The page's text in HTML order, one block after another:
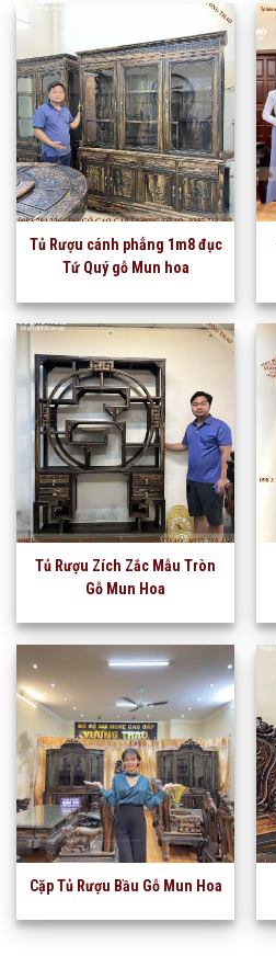
Tủ Rượu cánh phẳng 1m8 đục
Tứ Quý gỗ Mun hoa
Tủ Rượu Zích Zắc Mẫu Tròn
Gỗ Mun Hoa
Cặp Tủ Rượu Bầu Gỗ Mun Hoa